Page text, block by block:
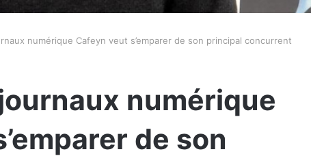
numérique Cafeyn veut s’emparer de son principal concurrent
numérique
de son